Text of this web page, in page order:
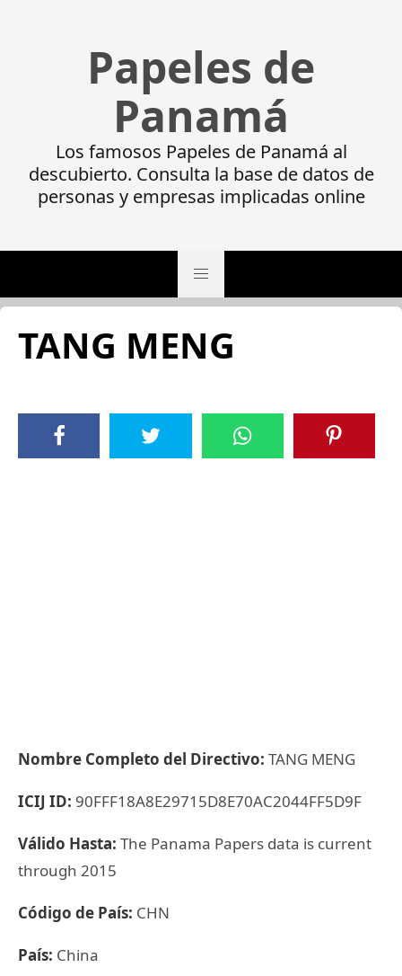
Papeles de
Panamá
Los famosos Papeles de Panamá al
descubierto. Consulta la base de datos de
personas y empresas implicadas online
TANG MENG
Nombre Completo del Directivo: TANG MENG
ICIJ ID: 90FFF18A8E29715D8E70AC2044FF5D9F
Válido Hasta: The Panama Papers data is current
through 2015
Código de País: CHN
País: China